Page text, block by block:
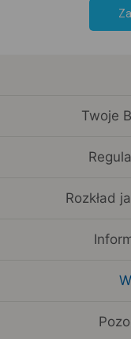
Twoje
Rozkład